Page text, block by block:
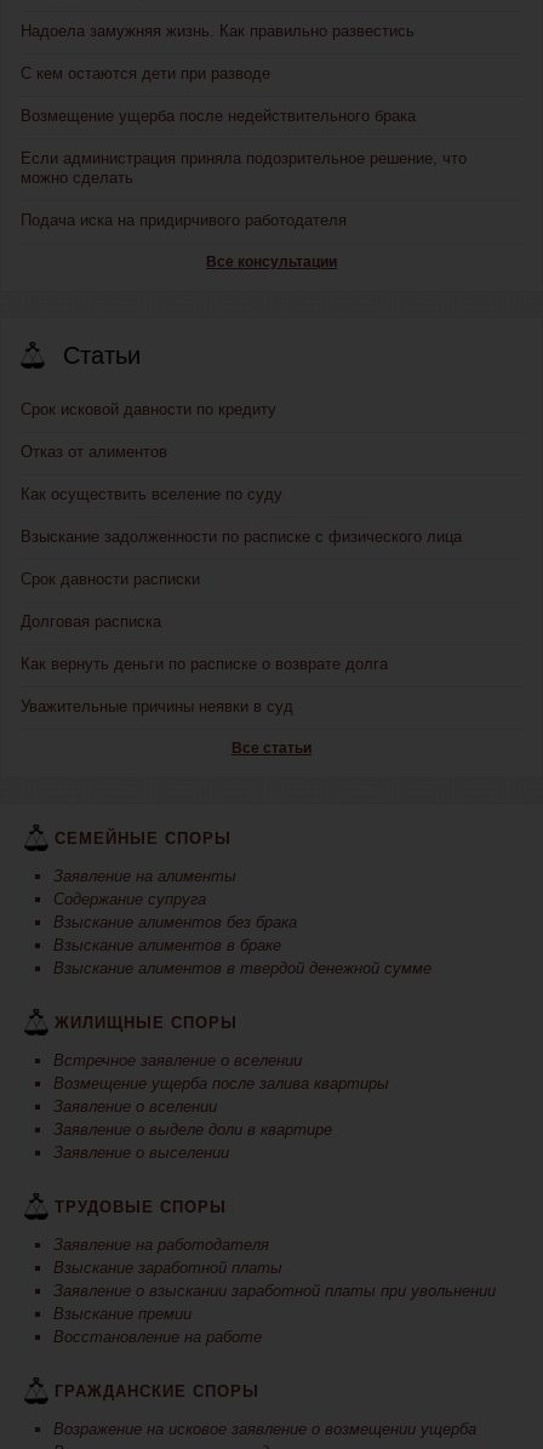
Надоела замужняя жизнь. Как правильно развестись
С кем остаются дети при разводе
Возмещение ущерба после недействительного брака
Если администрация приняла подозрительное решение, что
можно сделать
Подача иска на придирчивого работодателя
Все консультации
Статьи
Срок исковой давности по кредиту
Отказ от алиментов
Как осуществить вселение по суду
Взыскание задолженности по расписке с физического лица
Срок давности расписки
Долговая расписка
Как вернуть деньги по расписке о возврате долга
Уважительные причины неявки в суд
Все статьи
СЕМЕЙНЫЕ СПОРЫ
Заявление на алименты
Содержание супруга
Взыскание алиментов без брака
Взыскание алиментов в браке
Взыскание алиментов в твердой денежной сумме
ЖИЛИЩНЫЕ СПОРЫ
Встречное заявление о вселении
Возмещение ущерба после залива квартиры
Заявление о вселении
Заявление о выделе доли в квартире
Заявление о выселении
ТРУДОВЫЕ СПОРЫ
Заявление на работодателя
Взыскание заработной платы
Заявление о взыскании заработной платы при увольнении
Взыскание премии
Восстановление на работе
ГРАЖДАНСКИЕ СПОРЫ
Возражение на исковое заявление о возмещении ущерба